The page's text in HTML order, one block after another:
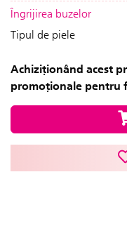
Îngrijirea buzelor
Tipul de piele
Achiziționând acest
promoționale pentru